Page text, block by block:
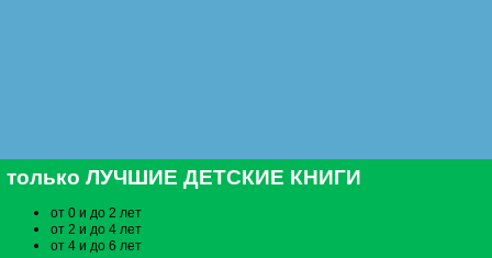
только ЛУЧШИЕ ДЕТСКИЕ КНИГИ
от 0 и до 2 лет
от 2 и до 4 лет
от 4 и до 6 лет